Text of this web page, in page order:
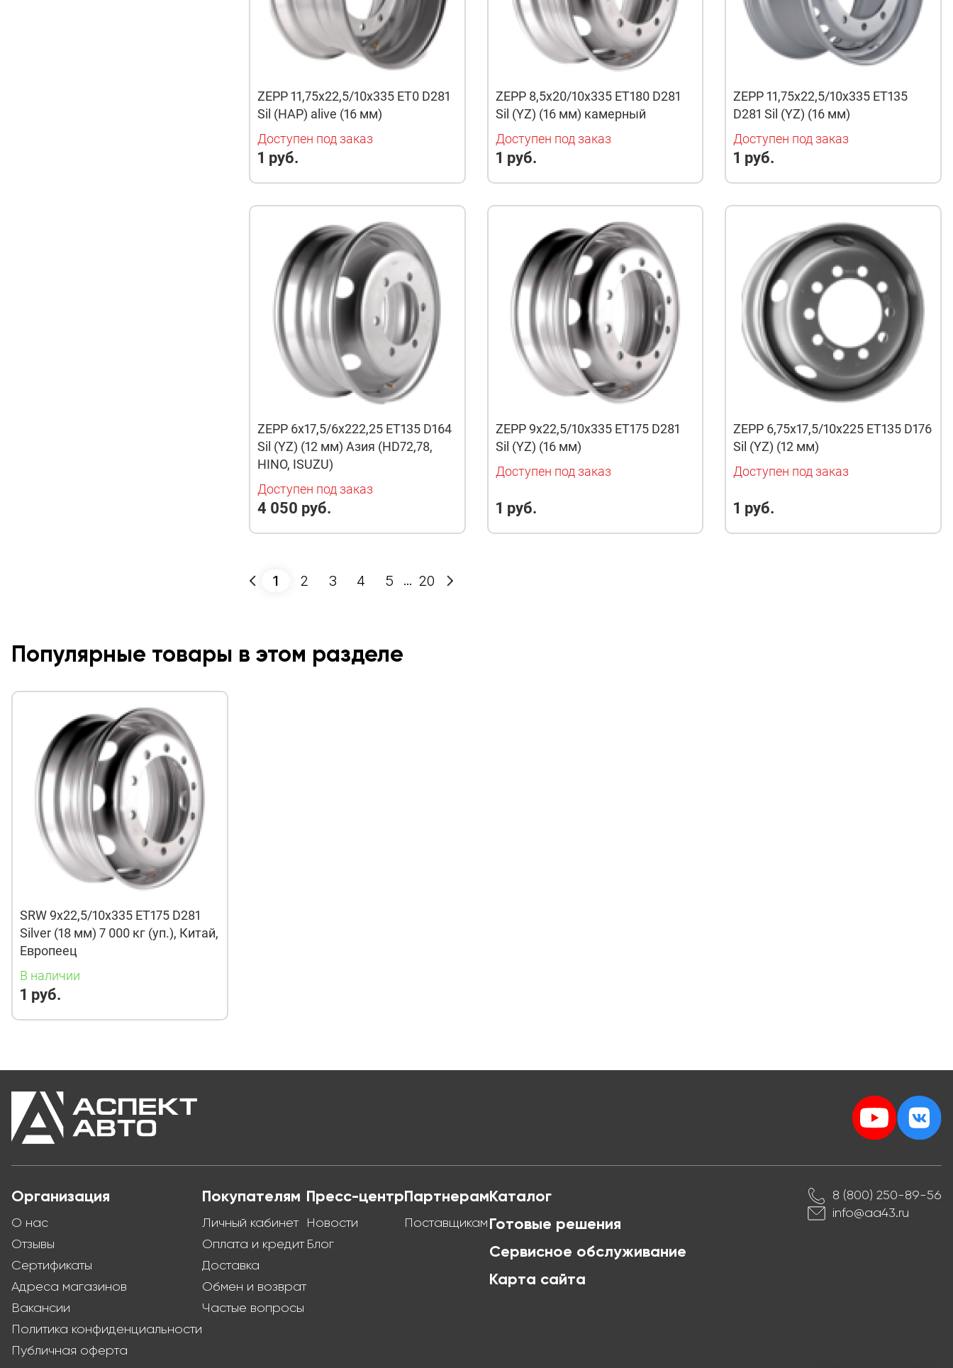
ZEPP 11,75x22,5/10x335 ET0 D281
Sil (HAP) alive (16 мм)
Доступен под заказ
1 руб.
ZEPP 8,5x20/10x335 ET180 D281
Sil (YZ) (16 мм) камерный
Доступен под заказ
1 руб.
ZEPP 11,75x22,5/10x335 ET135
D281 Sil (YZ) (16 мм)
Доступен под заказ
1 руб.
ZEPP 6x17,5/6x222,25 ET135 D164
Sil (YZ) (12 мм) Азия (HD72,78,
HINO, ISUZU)
Доступен под заказ
4 050 руб.
ZEPP 9x22,5/10x335 ET175 D281
Sil (YZ) (16 мм)
Доступен под заказ
1 руб.
ZEPP 6,75x17,5/10x225 ET135 D176
Sil (YZ) (12 мм)
Доступен под заказ
1 руб.
1 2 3 4 5 20
Популярные товары в этом разделе
SRW 9x22,5/10x335 ET175 D281
Silver (18 мм) 7 000 кг (уп.), Китай,
Европеец
В наличии
1 руб.
Организация
О нас
Отзывы
Сертификаты
Адреса магазинов
Вакансии
Политика конфиденциальности
Публичная оферта
Покупателям
Личный кабинет
Оплата и кредит
Доставка
Обмен и возврат
Частые вопросы
Пресс-центр
Новости
Блог
Партнерам
Поставщикам
Каталог
Готовые решения
Сервисное обслуживание
Карта сайта
8 (800) 250-89-56
info@aa43.ru